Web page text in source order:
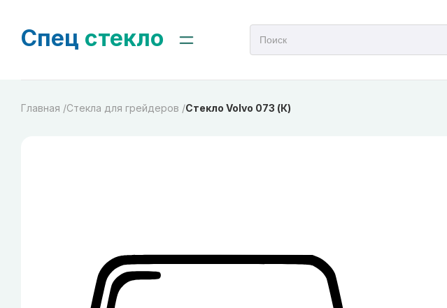
Спец стекло
Главная /Cтекла для грейдеров /Стекло Volvo 073 (К)